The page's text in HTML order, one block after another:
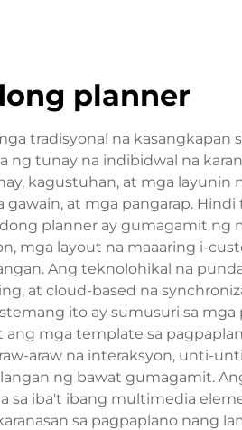
planner
tradisyonal na kasangkapan
tunay na indibidwal na
kagustuhan, at mga
at mga pangarap.
planner ay gumagamit
mga layout na maaaring i-
Ang teknolohikal na
at cloud-based na
ito ay sumusuri sa
mga template sa
araw na interaksyon, unti-
ng bawat gumagamit.
iba't ibang multimedia
sa pagpaplano nang